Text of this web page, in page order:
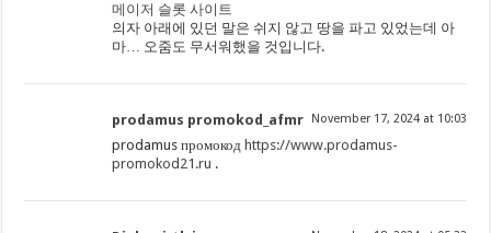
메이저 슬롯 사이트
의자 아래에 있던 말은 쉬지 않고 땅을 파고 있었는데 아
마… 오줌도 무서워했을 것입니다.
prodamus promokod_afmr November 17, 2024 at 10:03
prodamus промокод https://www.prodamus-
promokod21.ru .